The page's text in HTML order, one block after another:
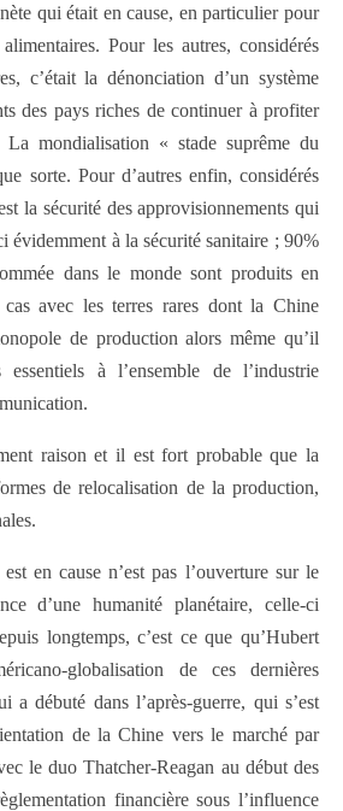
qui était en cause, en particulier pour
Pour les autres, considérés
c’était la dénonciation d’un système
des pays riches de continuer à profiter
mondialisation « stade suprême du
sorte. Pour d’autres enfin, considérés
la sécurité des approvisionnements qui
évidemment à la sécurité sanitaire ; 90%
dans le monde sont produits en
avec les terres rares dont la Chine
de production alors même qu’il
essentiels à l’ensemble de l’industrie
raison et il est fort probable que la
de relocalisation de la production,
en cause n’est pas l’ouverture sur le
d’une humanité planétaire, celle-ci
longtemps, c’est ce que qu’Hubert
globalisation de ces dernières
a débuté dans l’après-guerre, qui s’est
de la Chine vers le marché par
le duo Thatcher-Reagan au début des
financière sous l’influence